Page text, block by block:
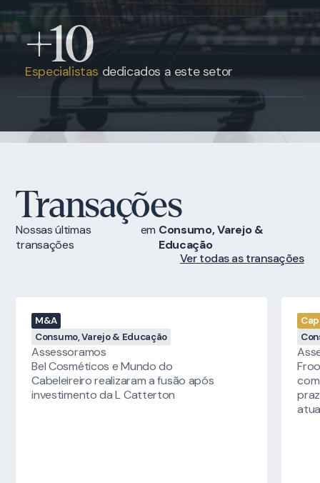
+10
Especialistas dedicados a este setor
Transações
Nossas últimas
transações
em Consumo, Varejo &
Educação
Ver todas as transações
M&A
Consumo, Varejo & Educação
Assessoramos
Bel Cosméticos e Mundo do
Cabeleireiro realizaram a fusão após
investimento da L Catterton